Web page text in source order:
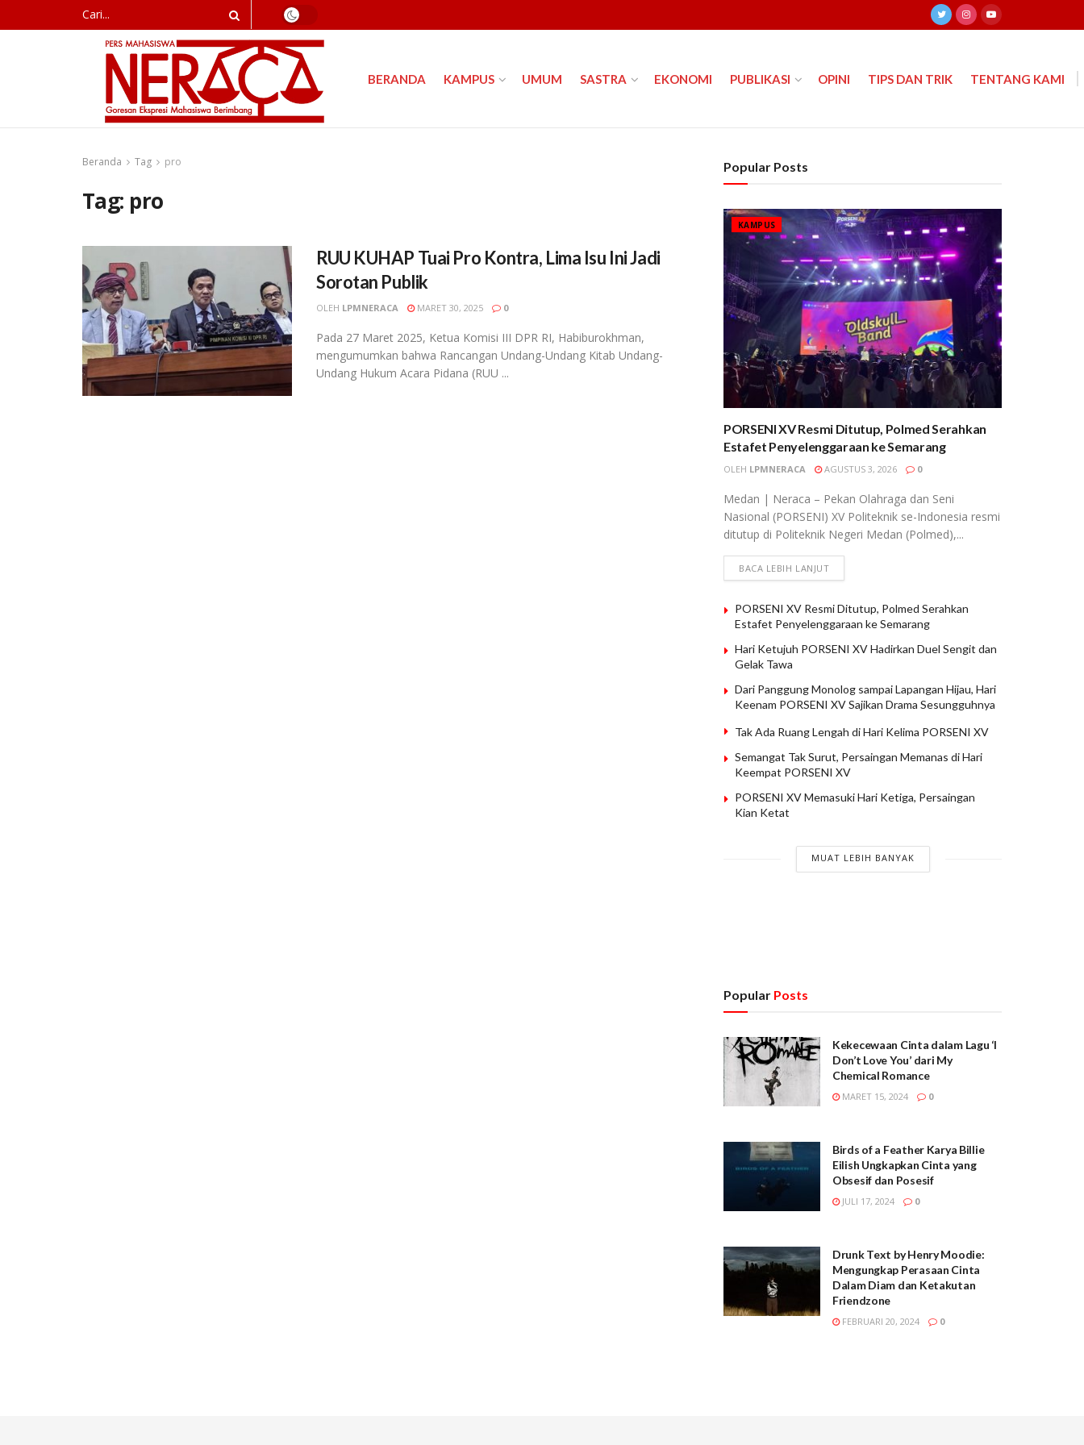
BERANDA KAMPUS UMUM SASTRA EKONOMI PUBLIKASI OPINI TIPS DAN TRIK TENTANG KAMI
Beranda Tag pro
Tag: pro
RUU KUHAP Tuai Pro Kontra, Lima Isu Ini Jadi
Sorotan Publik
OLEH LPMNERACA MARET 30, 2025 0
Pada 27 Maret 2025, Ketua Komisi III DPR RI, Habiburokhman,
mengumumkan bahwa Rancangan Undang-Undang Kitab Undang-
Undang Hukum Acara Pidana (RUU ...
Popular Posts
KAMPUS
PORSENI XV Resmi Ditutup, Polmed Serahkan
Estafet Penyelenggaraan ke Semarang
OLEH LPMNERACA AGUSTUS 3, 2026 0
Medan | Neraca – Pekan Olahraga dan Seni
Nasional (PORSENI) XV Politeknik se-Indonesia resmi
ditutup di Politeknik Negeri Medan (Polmed),...
BACA LEBIH LANJUT
PORSENI XV Resmi Ditutup, Polmed Serahkan
Estafet Penyelenggaraan ke Semarang
Hari Ketujuh PORSENI XV Hadirkan Duel Sengit dan
Gelak Tawa
Dari Panggung Monolog sampai Lapangan Hijau, Hari
Keenam PORSENI XV Sajikan Drama Sesungguhnya
Tak Ada Ruang Lengah di Hari Kelima PORSENI XV
Semangat Tak Surut, Persaingan Memanas di Hari
Keempat PORSENI XV
PORSENI XV Memasuki Hari Ketiga, Persaingan
Kian Ketat
MUAT LEBIH BANYAK
Popular Posts
Kekecewaan Cinta dalam Lagu ‘I
Don’t Love You’ dari My
Chemical Romance
MARET 15, 2024 0
Birds of a Feather Karya Billie
Eilish Ungkapkan Cinta yang
Obsesif dan Posesif
JULI 17, 2024 0
Drunk Text by Henry Moodie:
Mengungkap Perasaan Cinta
Dalam Diam dan Ketakutan
Friendzone
FEBRUARI 20, 2024 0